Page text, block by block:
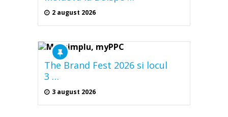
2 august 2026
The Brand Fest 2026 si locul
3 …
3 august 2026